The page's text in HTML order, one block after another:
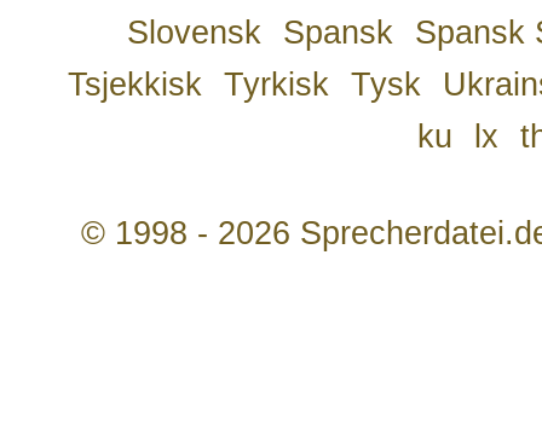
Slovensk
Spansk
Spansk
Tsjekkisk
Tyrkisk Tysk
ku
lx
© 1998 - 2026